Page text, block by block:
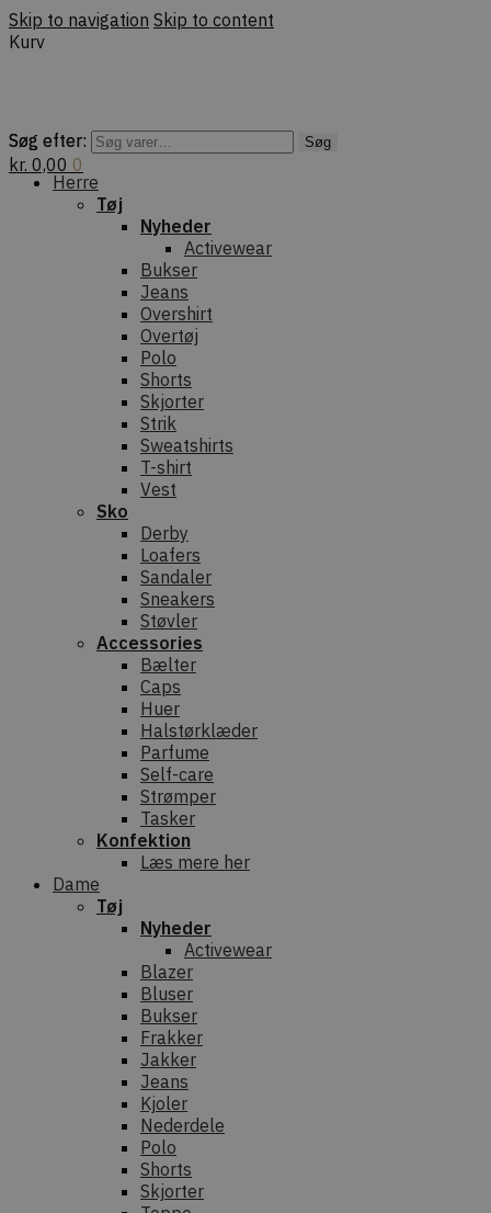
Skip to navigation Skip to content
Kurv
Søg efter: Søg
kr. 0,00 0
Søg efter: Søg
Herre
Tøj
Nyheder
Activewear
Bukser
Jeans
Overshirt
Overtøj
Polo
Shorts
Skjorter
Strik
Sweatshirts
T-shirt
Vest
Sko
Derby
Loafers
Sandaler
Sneakers
Støvler
Accessories
Bælter
Caps
Huer
Halstørklæder
Parfume
Self-care
Strømper
Tasker
Konfektion
Læs mere her
Dame
Tøj
Nyheder
Activewear
Blazer
Bluser
Bukser
Frakker
Jakker
Jeans
Kjoler
Nederdele
Polo
Shorts
Skjorter